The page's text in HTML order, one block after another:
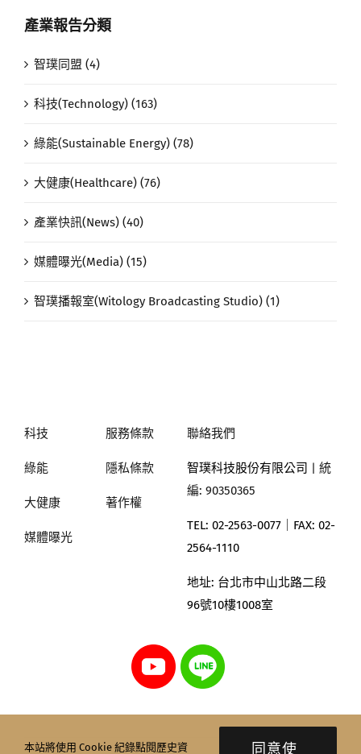
產業報告分類
智璞同盟 (4)
科技(Technology) (163)
綠能(Sustainable Energy) (78)
大健康(Healthcare) (76)
產業快訊(News) (40)
媒體曝光(Media) (15)
智璞播報室(Witology Broadcasting Studio) (1)
科技
綠能
大健康
媒體曝光
服務條款
隱私條款
著作權
聯絡我們
智璞科技股份有限公司
| 統
編: 90350365
TEL: 02-2563-0077｜ FAX: 02-
2564-1110
地址: 台北市中山北路二段
96號10樓1008室
本站將使用 Cookie 紀錄點閱歷史資 同意使